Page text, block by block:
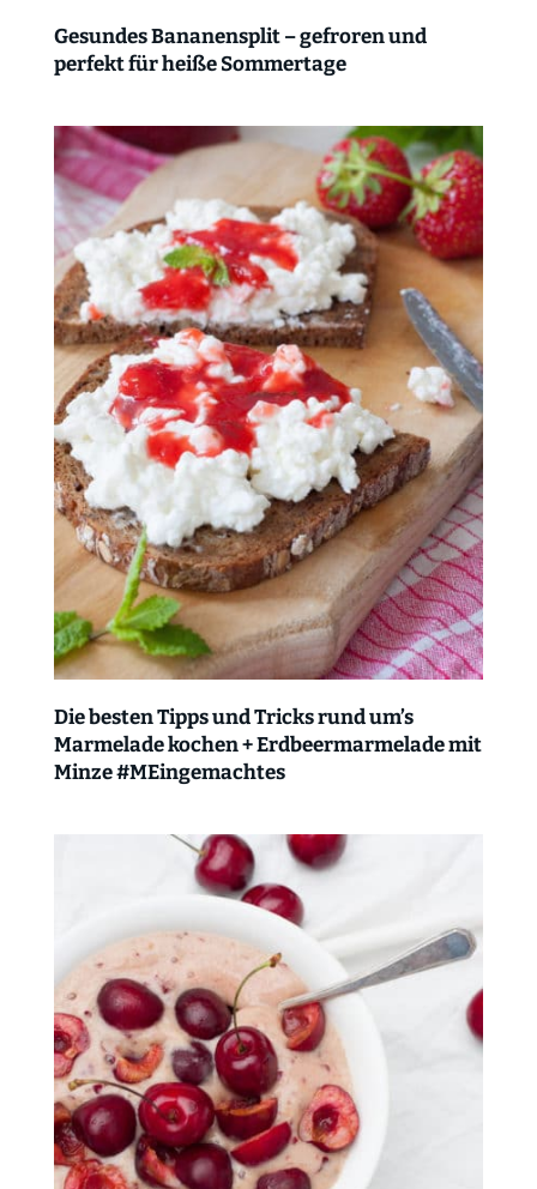
Gesundes Bananensplit – gefroren und
perfekt für heiße Sommertage
Die besten Tipps und Tricks rund um’s
Marmelade kochen + Erdbeermarmelade mit
Minze #MEingemachtes